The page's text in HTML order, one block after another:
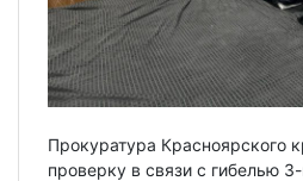
Прокуратура Красноярского
проверку в связи с гибелью